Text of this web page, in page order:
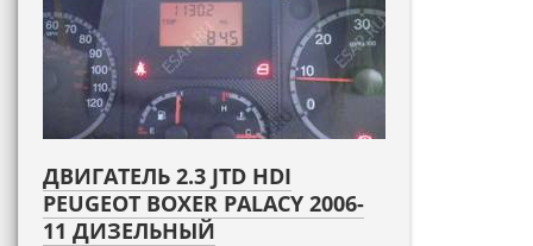
ДВИГАТЕЛЬ 2.3 JTD HDI
PEUGEOT BOXER PALACY 2006-
11 ДИЗЕЛЬНЫЙ